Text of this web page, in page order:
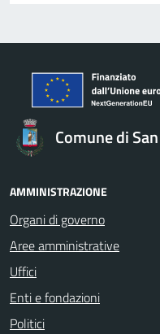
Comune di
AMMINISTRAZIONE
Organi di governo
Aree amministrative
Uffici
Enti e fondazioni
Politici